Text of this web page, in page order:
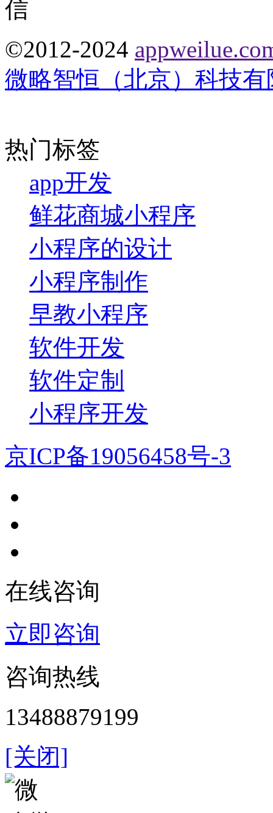
©2012-2024
微略智恒（北京）科技有
热门标签
app开发
鲜花商城小程序
小程序的设计
小程序制作
早教小程序
软件开发
软件定制
小程序开发
京ICP备19056458号-3
在线咨询
立即咨询
咨询热线
13488879199
[关闭]